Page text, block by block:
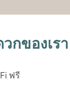
กของเรา
ฟรี